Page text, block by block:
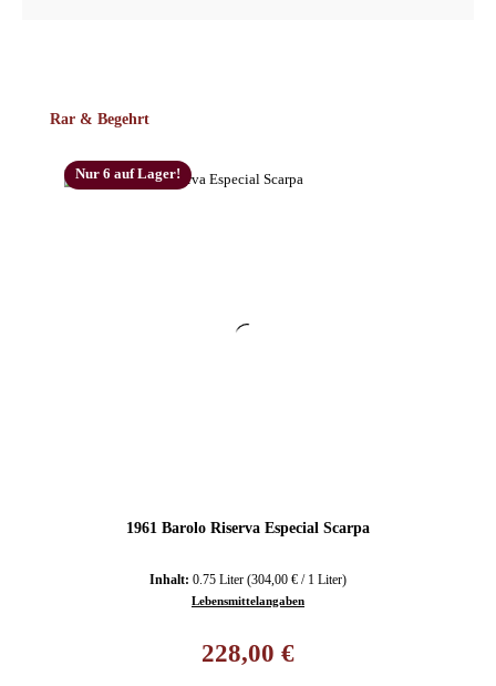
Produktgalerie überspringen
Rar & Begehrt
Nur 6 auf Lager!
1961 Barolo Riserva Especial Scarpa
Inhalt: 0.75 Liter (304,00 € / 1 Liter)
Lebensmittelangaben
228,00 €